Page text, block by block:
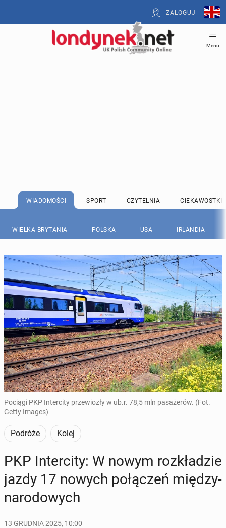
ZALOGUJ
Menu
WIADOMOŚCI SPORT CZYTELNIA CIEKAWOSTKI
WIELKA BRYTANIA POLSKA USA IRLANDIA
Pociągi PKP Intercity przewiozły w ub.r. 78,5 mln pasażerów. (Fot.
Getty Images)
Podróże Kolej
PKP In­ter­ci­ty: W nowym roz­kła­dzie
jazdy 17 nowych po­łą­czeń mię­dzy­
na­ro­do­wych
13 GRUDNIA 2025, 10:00